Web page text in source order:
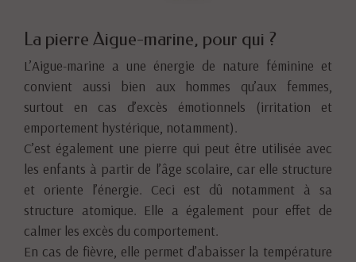
La pierre Aigue-marine, pour qui ?
L’Aigue-marine a une énergie de nature féminine et
convient aussi bien aux hommes qu’aux femmes,
surtout en cas d’excès émotionnels (irritation et
emportement hystérique, notamment).
C’est également une pierre qui peut être utilisée avec
les enfants à partir de l’âge scolaire, car elle structure
et oriente l’énergie. Ceci est dû notamment à sa
structure atomique. Elle a également pour effet de
calmer les excès du comportement.
En cas de fièvre, elle permet d’abaisser la température